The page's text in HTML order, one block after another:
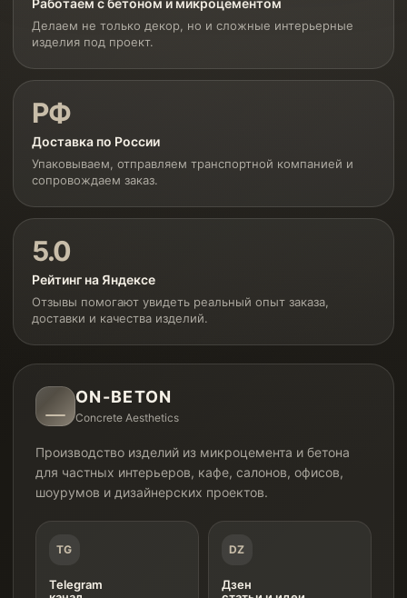
Работаем с бетоном и микроцементом
Делаем не только декор, но и сложные интерьерные
изделия под проект.
РФ
Доставка по России
Упаковываем, отправляем транспортной компанией и
сопровождаем заказ.
5.0
Рейтинг на Яндексе
Отзывы помогают увидеть реальный опыт заказа,
доставки и качества изделий.
ON-BETON
Concrete Aesthetics
Производство изделий из микроцемента и бетона
для частных интерьеров, кафе, салонов, офисов,
шоурумов и дизайнерских проектов.
TG
Telegram
DZ
Дзен